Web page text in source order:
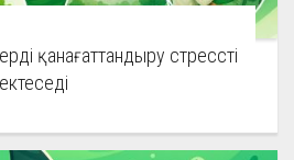
қанағаттандыру стрессті